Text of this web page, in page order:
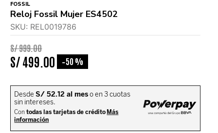
FOSSIL
Reloj Fossil Mujer ES4502
SKU: REL0019786
S/999.00
S/499 00 -50 %